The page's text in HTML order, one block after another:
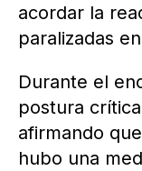
acordar la
paralizadas
Durante el
postura
afirmando que
hubo una